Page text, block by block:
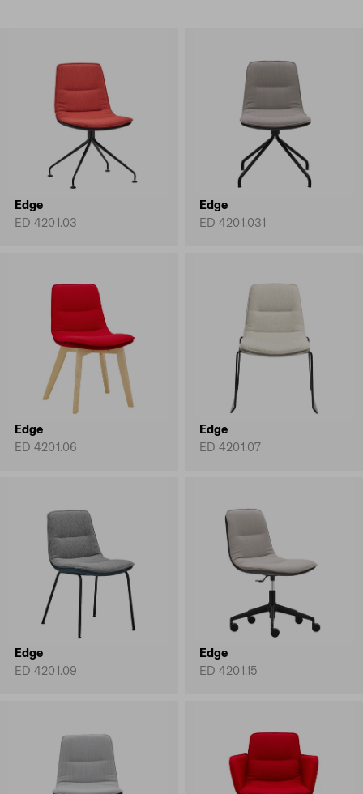
Edge
ED 4201.03
Edge
ED 4201.031
Edge
ED 4201.06
Edge
ED 4201.07
Edge
ED 4201.09
Edge
ED 4201.15